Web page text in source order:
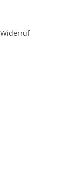
Widerruf